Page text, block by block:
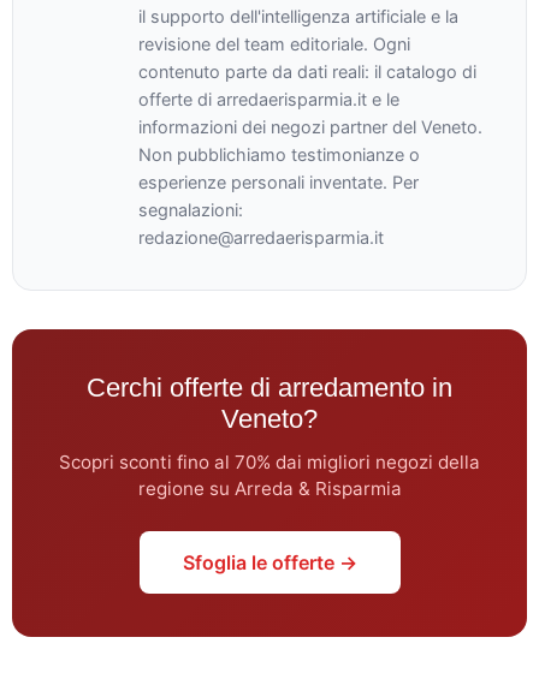
il supporto dell'intelligenza artificiale e la
revisione del team editoriale. Ogni
contenuto parte da dati reali: il catalogo di
offerte di arredaerisparmia.it e le
informazioni dei negozi partner del Veneto.
Non pubblichiamo testimonianze o
esperienze personali inventate. Per
segnalazioni:
redazione@arredaerisparmia.it
Cerchi offerte di arredamento in
Veneto?
Scopri sconti fino al 70% dai migliori negozi della
regione su Arreda & Risparmia
Sfoglia le offerte →